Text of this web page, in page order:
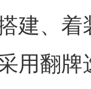
建、
用翻